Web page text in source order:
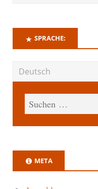
SPRACHE:
META